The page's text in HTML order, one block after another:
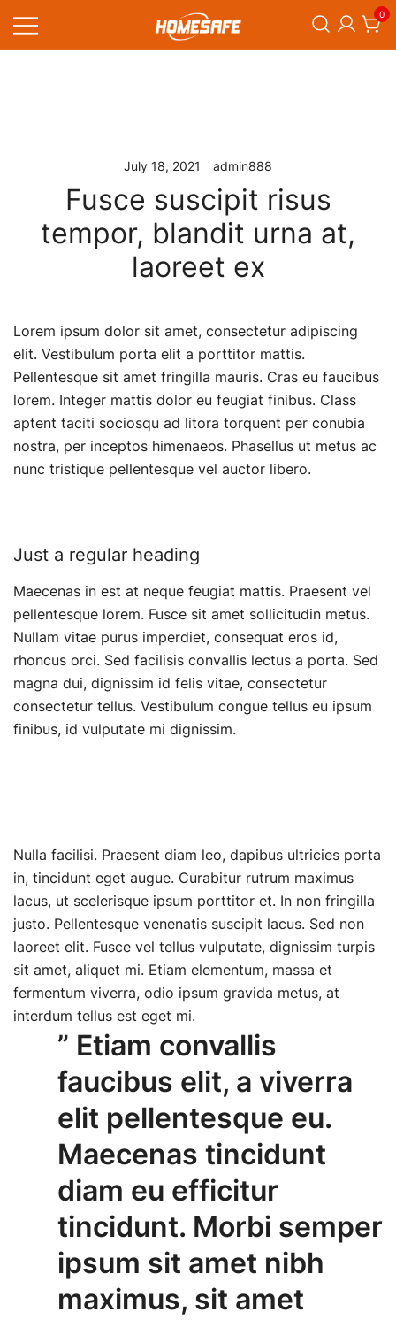
0
July 18, 2021 admin888
Fusce suscipit risus
tempor, blandit urna at,
laoreet ex
Lorem ipsum dolor sit amet, consectetur adipiscing
elit. Vestibulum porta elit a porttitor mattis.
Pellentesque sit amet fringilla mauris. Cras eu faucibus
lorem. Integer mattis dolor eu feugiat finibus. Class
aptent taciti sociosqu ad litora torquent per conubia
nostra, per inceptos himenaeos. Phasellus ut metus ac
nunc tristique pellentesque vel auctor libero.
Just a regular heading
Maecenas in est at neque feugiat mattis. Praesent vel
pellentesque lorem. Fusce sit amet sollicitudin metus.
Nullam vitae purus imperdiet, consequat eros id,
rhoncus orci. Sed facilisis convallis lectus a porta. Sed
magna dui, dignissim id felis vitae, consectetur
consectetur tellus. Vestibulum congue tellus eu ipsum
finibus, id vulputate mi dignissim.
Nulla facilisi. Praesent diam leo, dapibus ultricies porta
in, tincidunt eget augue. Curabitur rutrum maximus
lacus, ut scelerisque ipsum porttitor et. In non fringilla
justo. Pellentesque venenatis suscipit lacus. Sed non
laoreet elit. Fusce vel tellus vulputate, dignissim turpis
sit amet, aliquet mi. Etiam elementum, massa et
fermentum viverra, odio ipsum gravida metus, at
interdum tellus est eget mi.
” Etiam convallis
faucibus elit, a viverra
elit pellentesque eu.
Maecenas tincidunt
diam eu efficitur
tincidunt. Morbi semper
ipsum sit amet nibh
maximus, sit amet